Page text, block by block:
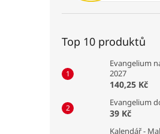
Top 10 produktů
Evangelium
2027
140,25 Kč
Evangelium
39 Kč
Kalendář -